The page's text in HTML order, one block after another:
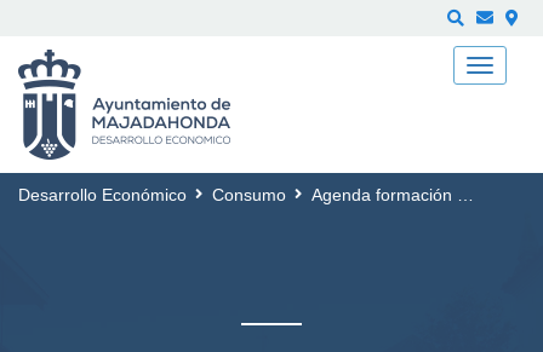
Desarrollo Económico Consumo Agenda formación al Consumidor